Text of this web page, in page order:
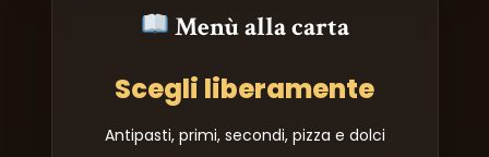
Menù alla carta
Scegli liberamente
Antipasti, primi, secondi, pizza e dolci